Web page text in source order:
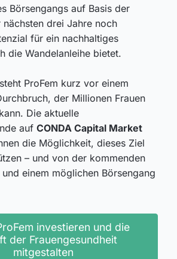
Börsengangs auf Basis der
drei Jahre noch
für ein nachhaltiges
die Wandelanleihe bietet.
ProFem kurz vor einem
der Millionen Frauen
Die aktuelle
auf CONDA Capital Market
die Möglichkeit, dieses Ziel
– und von der kommenden
einem möglichen Börsengang
investieren und die
der Frauengesundheit
mitgestalten